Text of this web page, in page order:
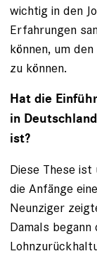
wichtig in den
Erfahrungen
können, um
zu können.
Hat die
in
ist?
Diese These
die Anfänge
Neunziger
Damals begann